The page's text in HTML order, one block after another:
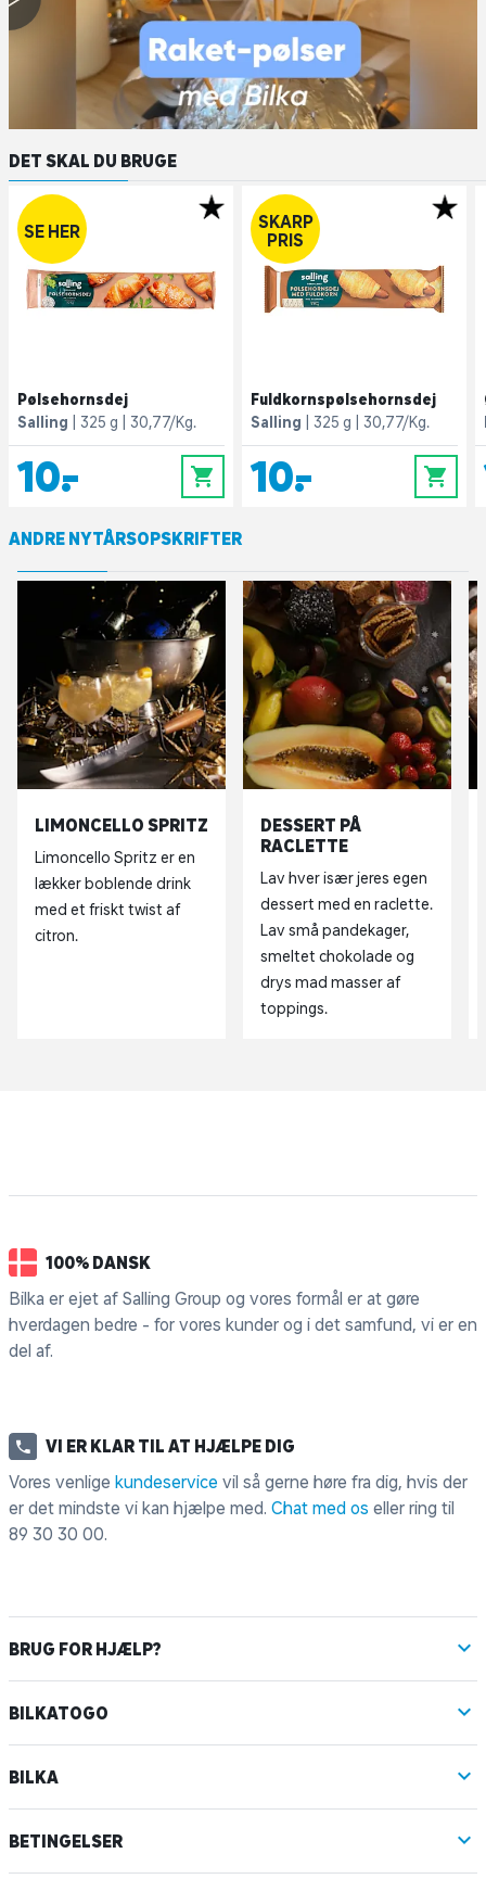
DET SKAL DU BRUGE
SE HER
Pølsehornsdej
Salling
325 g 30,77/Kg.
10,- 0
SKARP
PRIS
Fuldkornspølsehornsdej
Salling
325 g 30,77/Kg.
10,- 0
ANDRE NYTÅRSOPSKRIFTER
LIMONCELLO SPRITZ
Limoncello Spritz er en
lækker boblende drink
med et friskt twist af
citron.
DESSERT PÅ
RACLETTE
Lav hver især jeres egen
dessert med en raclette.
Lav små pandekager,
smeltet chokolade og
drys mad masser af
toppings.
100% DANSK
Bilka er ejet af Salling Group og vores formål er at gøre
hverdagen bedre - for vores kunder og i det samfund, vi er en
del af.
VI ER KLAR TIL AT HJÆLPE DIG
Vores venlige kundeservice vil så gerne høre fra dig, hvis der
er det mindste vi kan hjælpe med. Chat med os eller ring til
89 30 30 00.
BRUG FOR HJÆLP?
BILKATOGO
BILKA
BETINGELSER